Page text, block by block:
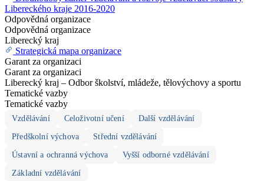
Libereckého kraje 2016-2020
Odpovědná organizace
Odpovědná organizace
Liberecký kraj
Strategická mapa organizace
Garant za organizaci
Garant za organizaci
Liberecký kraj – Odbor školství, mládeže, tělovýchovy a sportu
Tematické vazby
Tematické vazby
Vzdělávání Celoživotní učení Další vzdělávání
Předškolní výchova Střední vzdělávání
Ústavní a ochranná výchova Vyšší odborné vzdělávání
Základní vzdělávání